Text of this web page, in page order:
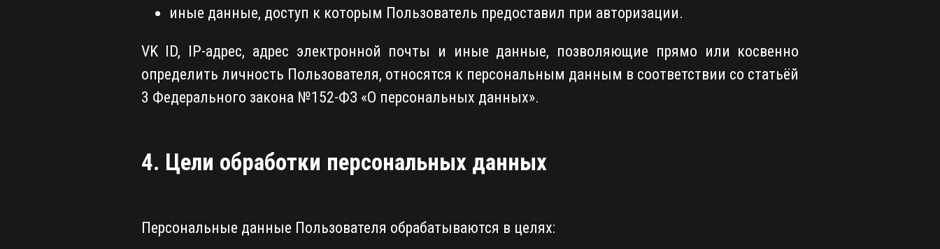
иные данные, доступ к которым Пользователь предоставил при авторизации.
VK ID, IP-адрес, адрес электронной почты и иные данные, позволяющие прямо или косвенно
определить личность Пользователя, относятся к персональным данным в соответствии со статьёй
3 Федерального закона №152-ФЗ «О персональных данных».
4. Цели обработки персональных данных
Персональные данные Пользователя обрабатываются в целях: